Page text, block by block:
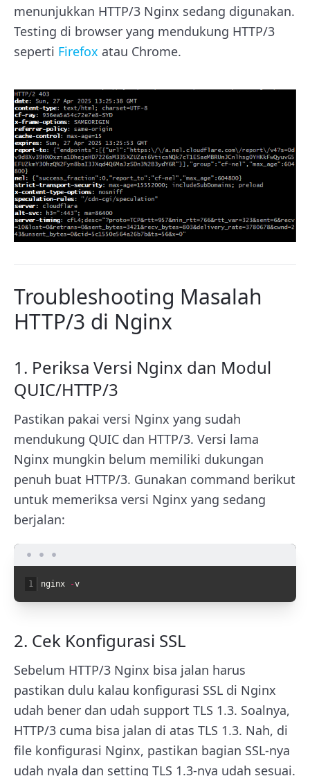
menunjukkan HTTP/3 Nginx sedang digunakan.
Testing di browser yang mendukung HTTP/3
seperti Firefox atau Chrome.
Troubleshooting Masalah
HTTP/3 di Nginx
1. Periksa Versi Nginx dan Modul
QUIC/HTTP/3
Pastikan pakai versi Nginx yang sudah
mendukung QUIC dan HTTP/3. Versi lama
Nginx mungkin belum memiliki dukungan
penuh buat HTTP/3. Gunakan command berikut
untuk memeriksa versi Nginx yang sedang
berjalan:
1 nginx -v
2. Cek Konfigurasi SSL
Sebelum HTTP/3 Nginx bisa jalan harus
pastikan dulu kalau konfigurasi SSL di Nginx
udah bener dan udah support TLS 1.3. Soalnya,
HTTP/3 cuma bisa jalan di atas TLS 1.3. Nah, di
file konfigurasi Nginx, pastikan bagian SSL-nya
udah nyala dan setting TLS 1.3-nya udah sesuai.